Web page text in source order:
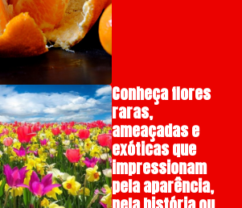
Conheça flores
raras,
ameaçadas e
exóticas que
impressionam
pela aparência,